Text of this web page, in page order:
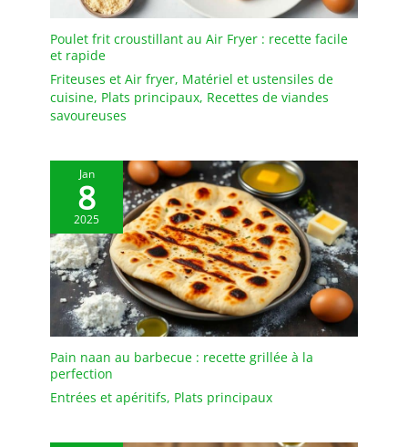
Poulet frit croustillant au Air Fryer : recette facile
et rapide
Friteuses et Air fryer, Matériel et ustensiles de
cuisine, Plats principaux, Recettes de viandes
savoureuses
Jan
8
2025
Pain naan au barbecue : recette grillée à la
perfection
Entrées et apéritifs, Plats principaux